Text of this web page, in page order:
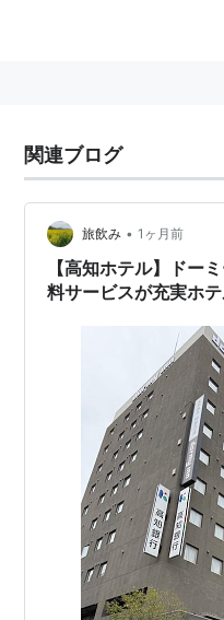
関連ブログ
旅飲み • 1ヶ月前
【高知ホテル】ドー
料サービスが充実ホ